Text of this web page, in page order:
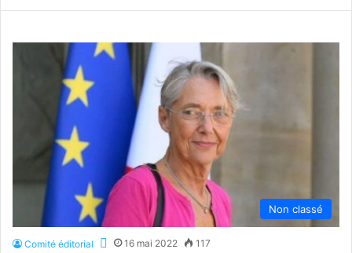
Non classé
Comité éditorial 16 mai 2022 117